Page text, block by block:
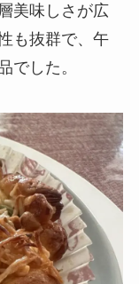
美味しさが広
も抜群で、午
でした。